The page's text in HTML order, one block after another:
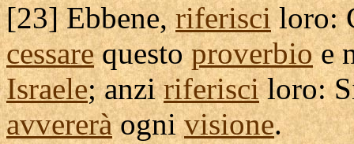
[23] Ebbene,riferisciloro:
cessarequestoproverbioe
Israele; anziriferisciloro:
avvereràognivisione.